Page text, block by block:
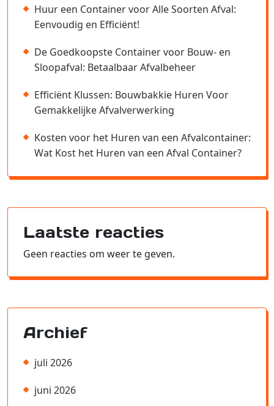
Huur een Container voor Alle Soorten Afval:
Eenvoudig en Efficiënt!
De Goedkoopste Container voor Bouw- en
Sloopafval: Betaalbaar Afvalbeheer
Efficiënt Klussen: Bouwbakkie Huren Voor
Gemakkelijke Afvalverwerking
Kosten voor het Huren van een Afvalcontainer:
Wat Kost het Huren van een Afval Container?
Laatste reacties
Geen reacties om weer te geven.
Archief
juli 2026
juni 2026